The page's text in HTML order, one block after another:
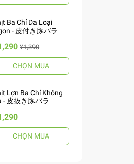
Ba Chỉ Da Loại
- 皮付き豚バラ
¥1,390
CHỌN MUA
Lợn Ba Chỉ Không
- 皮抜き豚バラ
CHỌN MUA